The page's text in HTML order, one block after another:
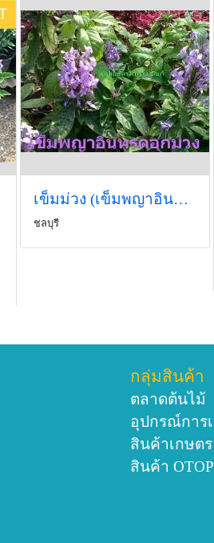
เข็มม่วง (เข็มพญาอินทร์ดอกม่วง)
ชลบุรี
กลุ่มสินค้า
ตลาดต้นไม้
อุปกรณ์การ
สินค้าเกษตร
สินค้า OTOP